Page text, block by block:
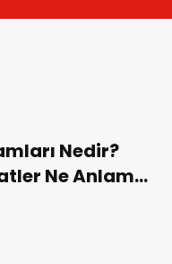
Nedir?
Ne Anlam